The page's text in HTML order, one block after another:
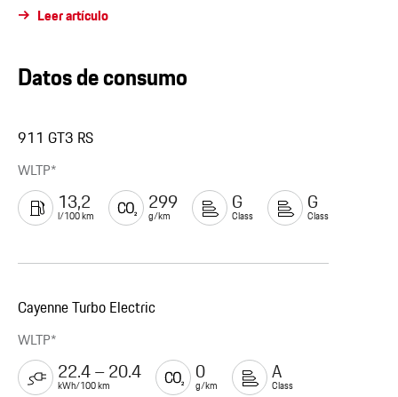
Leer artículo
Datos de consumo
911 GT3 RS
WLTP*
13,2
l/100 km
299
g/km
G
Class
G
Class
Cayenne Turbo Electric
WLTP*
22.4 – 20.4
kWh/100 km
0
g/km
A
Class